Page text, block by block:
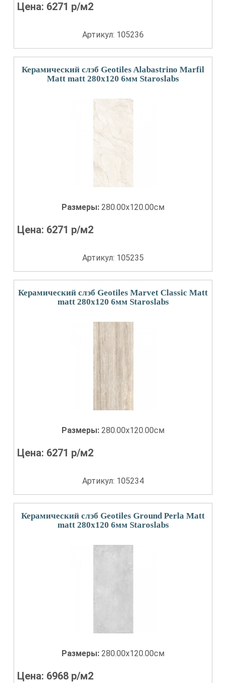
Цена: 6271 р/м2
Артикул: 105236
Керамический слэб Geotiles Alabastrino Marfil
Matt matt 280x120 6мм Staroslabs
Размеры: 280.00x120.00см
Цена: 6271 р/м2
Артикул: 105235
Керамический слэб Geotiles Marvet Classic Matt
matt 280x120 6мм Staroslabs
Размеры: 280.00x120.00см
Цена: 6271 р/м2
Артикул: 105234
Керамический слэб Geotiles Ground Perla Matt
matt 280x120 6мм Staroslabs
Размеры: 280.00x120.00см
Цена: 6968 р/м2